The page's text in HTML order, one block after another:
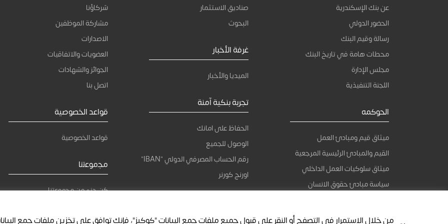
من خلال الاستمرار في التصفح أو النقر على قبول جميع ملفات جمع البيانات "كوكيز"، فإنك توافق على تخزين ملفات جمع
عن بنك الإسكندرية
الحضور الدولي
رسالة وقيم البنك
محطات هامة في تاريخ البنك
مجلس الإدارة
اللجنة التنفيذية
الحوكمه
ميثاق قيم ومبادئ العمل
القيم والمبادئ الرئيسية المرجعية
ميثاق سلوكيات العمل الداخلي
سياسة مبادئ حقوق الانسان
حماية حقوق العملاء
صناديق الاستثمار
البحوث
غرفة الأخبار
الميديا والأخبار
تجربة بنكية آمنة
الحفاظ على امانك
الوصول للجميع
رقم الحساب المصرفي الدولي "IBAN"
اورنج كورنر
شركاؤنا
مشاركة الموظفين
الاصدارات
العضويات والاتفاقيات
الجوائز والشهادات
اتصل بنا
قواعد الخصوصية
قواعد الخصوصية
ﻣﺟﻣوﻋﺗﻧﺎ
كن جزء من ﻣﺟﻣوﻋﺗﻧﺎ